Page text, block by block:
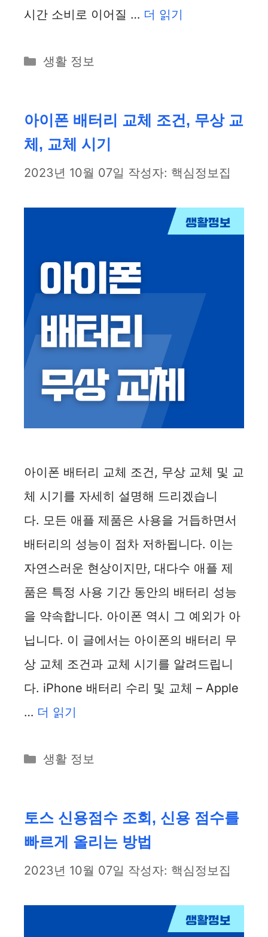
시간 소비로 이어질 … 더 읽기
카
리
생활 정보
아이폰 배터리 교체 조건, 무상 교
체, 교체 시기
2023년 10월 07일 작성자: 핵심정보집
아이폰 배터리 교체 조건, 무상 교체 및 교
체 시기를 자세히 설명해 드리겠습니
다. 모든 애플 제품은 사용을 거듭하면서
배터리의 성능이 점차 저하됩니다. 이는
자연스러운 현상이지만, 대다수 애플 제
품은 특정 사용 기간 동안의 배터리 성능
을 약속합니다. 아이폰 역시 그 예외가 아
닙니다. 이 글에서는 아이폰의 배터리 무
상 교체 조건과 교체 시기를 알려드립니
다. iPhone 배터리 수리 및 교체 – Apple
… 더 읽기
카
리
생활 정보
토스 신용점수 조회, 신용 점수를
빠르게 올리는 방법
2023년 10월 07일 작성자: 핵심정보집